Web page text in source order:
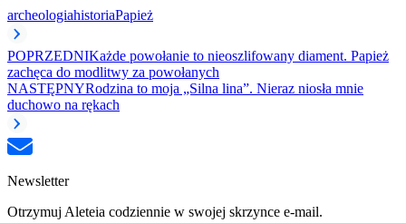
archeologiahistoriaPapież
POPRZEDNIKażde powołanie to nieoszlifowany diament. Papież
zachęca do modlitwy za powołanych
NASTĘPNYRodzina to moja „Silna lina”. Nieraz niosła mnie
duchowo na rękach
Newsletter
Otrzymuj Aleteia codziennie w swojej skrzynce e-mail.